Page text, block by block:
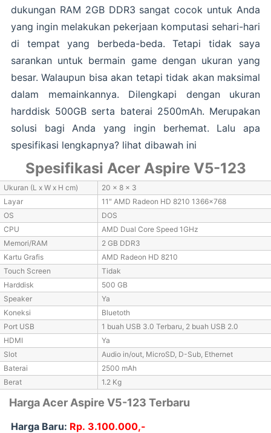
dukungan RAM 2GB DDR3 sangat cocok untuk Anda
yang ingin melakukan pekerjaan komputasi sehari-hari
di tempat yang berbeda-beda. Tetapi tidak saya
sarankan untuk bermain game dengan ukuran yang
besar. Walaupun bisa akan tetapi tidak akan maksimal
dalam memainkannya. Dilengkapi dengan ukuran
harddisk 500GB serta baterai 2500mAh. Merupakan
solusi bagi Anda yang ingin berhemat. Lalu apa
spesifikasi lengkapnya? lihat dibawah ini
Spesifikasi Acer Aspire V5-123
Ukuran (L x W x H cm)
20 x 8 x 3
Layar
11″ AMD Radeon HD 8210 1366×768
OS
DOS
CPU
AMD Dual Core Speed 1GHz
Memori/RAM
2 GB DDR3
Kartu Grafis
AMD Radeon HD 8210
Touch Screen
Tidak
Harddisk
500 GB
Speaker
Ya
Koneksi
Bluetoth
Port USB
1 buah USB 3.0 Terbaru, 2 buah USB 2.0
HDMI
Ya
Slot
Audio in/out, MicroSD, D-Sub, Ethernet
Baterai
2500 mAh
Berat
1.2 Kg
Harga Acer Aspire V5-123 Terbaru
Harga Baru: Rp. 3.100.000,-